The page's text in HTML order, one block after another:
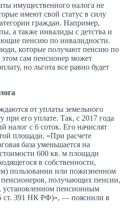
имущественного налога не
имеют свой статус в силу
граждан. Например,
а также инвалиды с детства и
пенсию по инвалидности.
которые получают пенсию по
сам пенсионер может
но льгота все равно будет
от уплаты земельного
при его уплате. Так, с 2017 года
налог с 6 соток. Его начислят
площади. «При расчете
база уменьшается на
600 кв. м площади
в собственности,
пользовании или пожизненном
получающих пенсии,
установленном пенсионным
5 ст. 391 НК РФ)», — пояснили в